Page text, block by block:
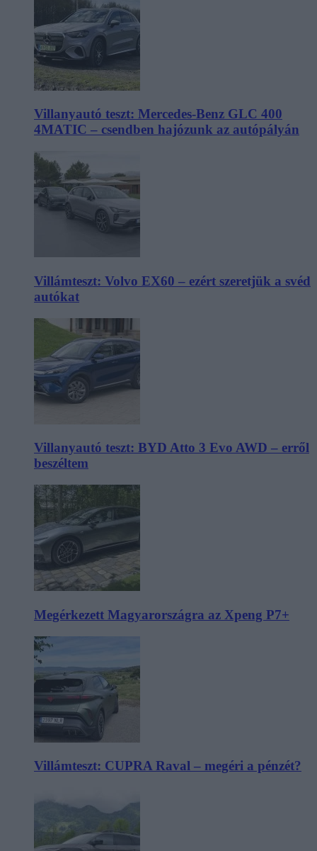
Villanyautó teszt: Mercedes-Benz GLC 400
4MATIC – csendben hajózunk az autópályán
Villámteszt: Volvo EX60 – ezért szeretjük a svéd
autókat
Villanyautó teszt: BYD Atto 3 Evo AWD – erről
beszéltem
Megérkezett Magyarországra az Xpeng P7+
Villámteszt: CUPRA Raval – megéri a pénzét?